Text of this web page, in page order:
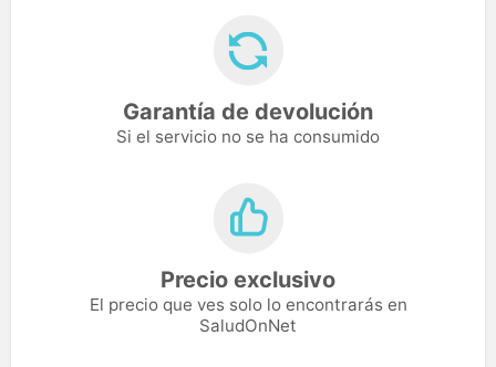
Garantía de devolución
Si el servicio no se ha consumido
Precio exclusivo
El precio que ves solo lo encontrarás en
SaludOnNet